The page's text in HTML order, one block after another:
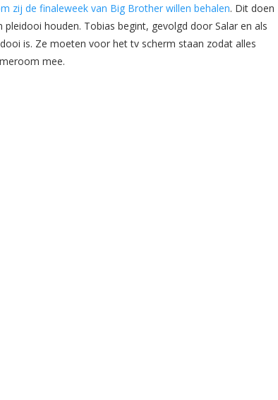
zij de finaleweek van Big Brother willen behalen. Dit doen
houden. Tobias begint, gevolgd door Salar en als
is. Ze moeten voor het tv scherm staan zodat alles
mee.